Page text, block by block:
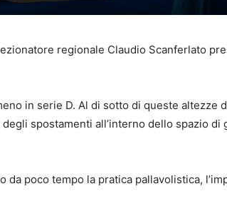
regionale Claudio Scanferlato
in serie D. Al di sotto di queste altezze
spostamenti all’interno dello spazio di
poco tempo la pratica pallavolistica,